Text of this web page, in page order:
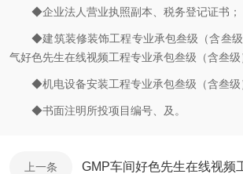
◆企业法人营业执照副本、税务登记证书；
◆建筑装修装饰工程专业承包叁级（含叁级
气好色先生在线视频工程专业承包叁级（含叁级）
◆机电设备安装工程专业承包叁级（含叁级）
◆书面注明所投项目编号、及。
上一条